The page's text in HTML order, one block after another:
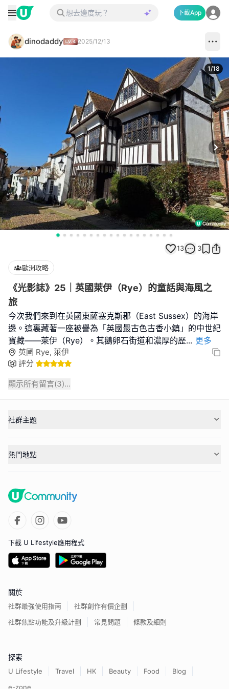
下載App
dinodaddy 2025/12/13
1/18
13 3
歐洲攻略
《光影誌》25｜英國萊伊（Rye）的童話與海風之
旅
今次我們來到在英國東薩塞克斯郡（East Sussex）的海岸
邊。這裏藏著一座被譽為「英國最古色古香小鎮」的中世紀
寶藏——萊伊（Rye）。其鵝卵石街道和濃厚的歷... 更多
英國 Rye, 萊伊
評分
顯示所有留言(3)...
社群主題
熱門地點
下載 U Lifestyle應用程式
關於
社群最強使用指南
社群創作有價企劃
社群焦點功能及升級計劃
常見問題 條款及細則
探索
U Lifestyle Travel HK Beauty Food
Blog
e-zone